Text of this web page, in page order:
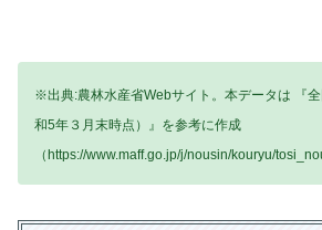
※出典:農林水産省Webサイト。本データは 『
和5年３月末時点）』を参考に作成
（https://www.maff.go.jp/j/nousin/kouryu/